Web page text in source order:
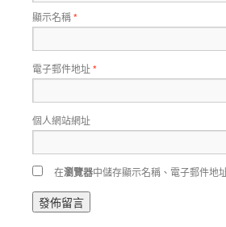
顯示名稱*
電子郵件地址*
個人網站網址
在瀏覽器中儲存顯示名稱、電子郵件地